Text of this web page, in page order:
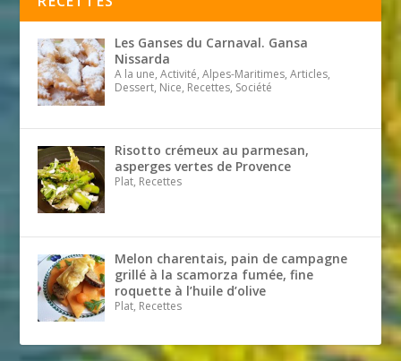
Les Ganses du Carnaval. Gansa
Nissarda
A la une, Activité, Alpes-Maritimes, Articles,
Dessert, Nice, Recettes, Société
Risotto crémeux au parmesan,
asperges vertes de Provence
Plat, Recettes
Melon charentais, pain de campagne
grillé à la scamorza fumée, fine
roquette à l’huile d’olive
Plat, Recettes